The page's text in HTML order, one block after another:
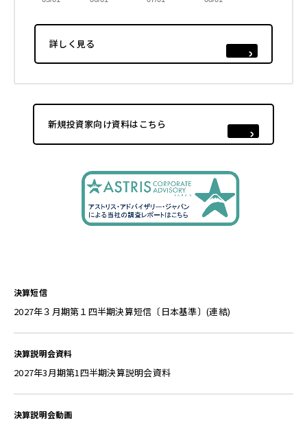
詳しく見る
新規投資家向け資料はこちら
2027年３月期第１四半期決算短信〔日本基準〕(連結)
2027年3月期第1四半期決算説明会資料